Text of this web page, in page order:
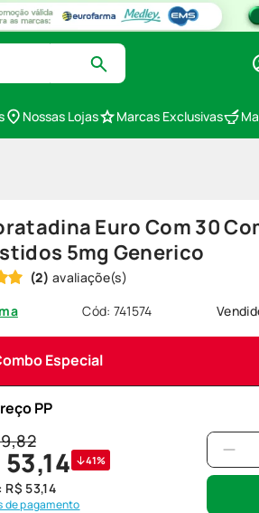
Nossas Lojas Marcas Exclusivas
Euro Com 30
5mg Generico
(2)
Cód: 741574
Especial
PP
,82
53,14 41%
R$ 53,14
de pagamento